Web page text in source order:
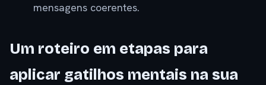
mensagens coerentes.
Um roteiro em etapas para
aplicar gatilhos mentais na sua